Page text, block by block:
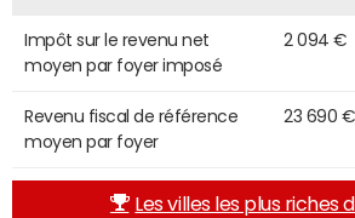
Impôt sur le revenu net
moyen par foyer imposé
2 094 €
Revenu fiscal de référence
moyen par foyer
23 690 €
Les villes les plus riches